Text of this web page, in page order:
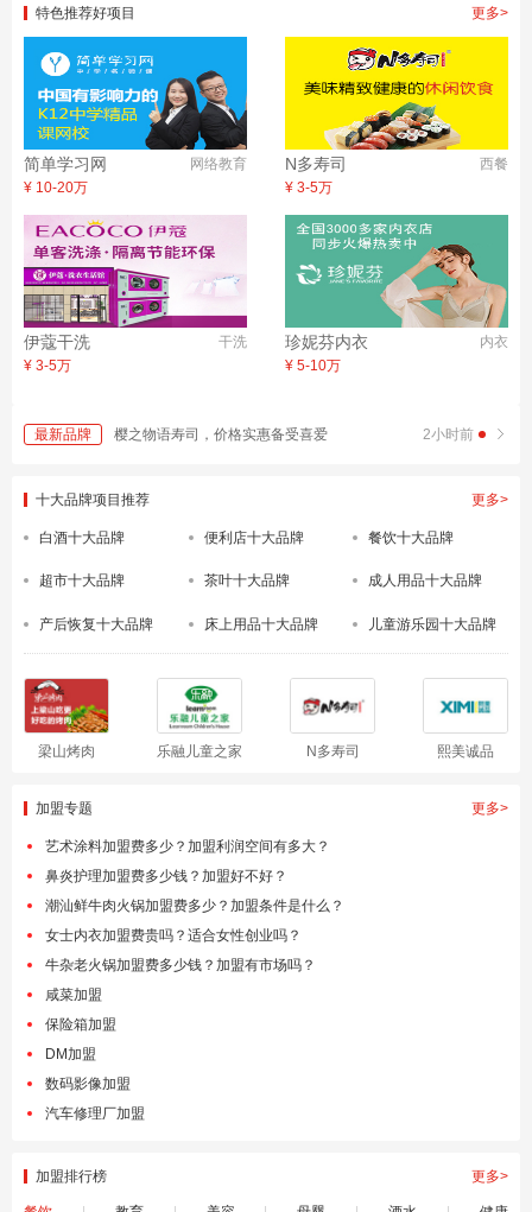
特色推荐好项目 更多>
简单学习网
网络教育
¥ 10-20万
N多寿司
西餐
¥ 3-5万
伊蔻干洗
干洗
¥ 3-5万
珍妮芬内衣
内衣
¥ 5-10万
最新品牌
1小时前 樱之物语寿司，价格实惠备受喜爱 2小时前
十大品牌项目推荐 更多>
白酒十大品牌 便利店十大品牌 餐饮十大品牌
超市十大品牌 茶叶十大品牌 成人用品十大品牌
产后恢复十大品牌 床上用品十大品牌 儿童游乐园十大品牌
梁山烤肉 乐融儿童之家 N多寿司 熙美诚品
加盟专题 更多>
艺术涂料加盟费多少？加盟利润空间有多大？
鼻炎护理加盟费多少钱？加盟好不好？
潮汕鲜牛肉火锅加盟费多少？加盟条件是什么？
女士内衣加盟费贵吗？适合女性创业吗？
牛杂老火锅加盟费多少钱？加盟有市场吗？
咸菜加盟
保险箱加盟
DM加盟
数码影像加盟
汽车修理厂加盟
加盟排行榜 更多>